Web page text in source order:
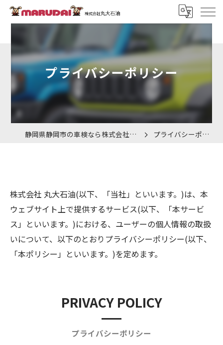
プライバシーポリシー
静岡県静岡市の車検なら株式会社丸大石油 プライバシーポリシー
株式会社 丸大石油(以下、「当社」といいます。)は、本
ウェブサイト上で提供するサービス(以下、「本サービ
ス」といいます。)における、ユーザーの個人情報の取扱
いについて、以下のとおりプライバシーポリシー(以下、
「本ポリシー」といいます。)を定めます。
プライバシーポリシー
PRIVACY POLICY